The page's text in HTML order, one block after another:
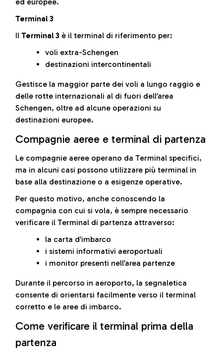
Terminal 3
Il Terminal 3 è il terminal di riferimento per:
voli extra-Schengen
destinazioni intercontinentali
Gestisce la maggior parte dei voli a lungo raggio e
delle rotte internazionali al di fuori dell’area
Schengen, oltre ad alcune operazioni su
destinazioni europee.
Compagnie aeree e terminal di partenza
Le compagnie aeree operano da Terminal specifici,
ma in alcuni casi possono utilizzare più terminal in
base alla destinazione o a esigenze operative.
Per questo motivo, anche conoscendo la
compagnia con cui si vola, è sempre necessario
verificare il Terminal di partenza attraverso:
la carta d’imbarco
i sistemi informativi aeroportuali
i monitor presenti nell’area partenze
Durante il percorso in aeroporto, la segnaletica
consente di orientarsi facilmente verso il terminal
corretto e le aree di imbarco.
Come verificare il terminal prima della
partenza